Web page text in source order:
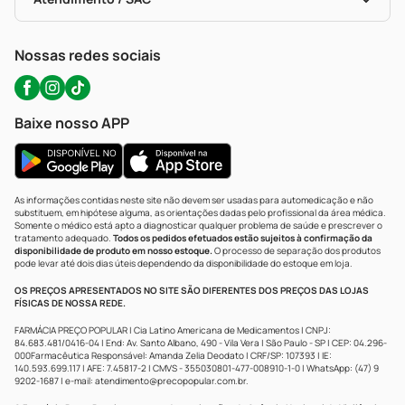
WhatsApp (47) 9202-1687
Nossas redes sociais
Baixe nosso APP
As informações contidas neste site não devem ser usadas para automedicação e não
substituem, em hipótese alguma, as orientações dadas pelo profissional da área médica.
Somente o médico está apto a diagnosticar qualquer problema de saúde e prescrever o
tratamento adequado. Todos os pedidos efetuados estão sujeitos à confirmação da
disponibilidade de produto em nosso estoque.O processo de separação dos produtos
pode levar até dois dias úteis dependendo da disponibilidade do estoque em loja.
OS PREÇOS APRESENTADOS NO SITE SÃO DIFERENTES DOS PREÇOS DAS LOJAS
FÍSICAS DE NOSSA REDE.
FARMÁCIA PREÇO POPULAR | Cia Latino Americana de Medicamentos | CNPJ:
84.683.481/0416-04 | End: Av. Santo Albano, 490 - Vila Vera | São Paulo - SP | CEP: 04.296-
000Farmacêutica Responsável: Amanda Zelia Deodato | CRF/SP: 107393 | IE:
140.593.699.117 | AFE: 7.45817-2 | CMVS - 355030801-477-008910-1-0 | WhatsApp: (47) 9
9202-1687 | e-mail: atendimento@precopopular.com.br.